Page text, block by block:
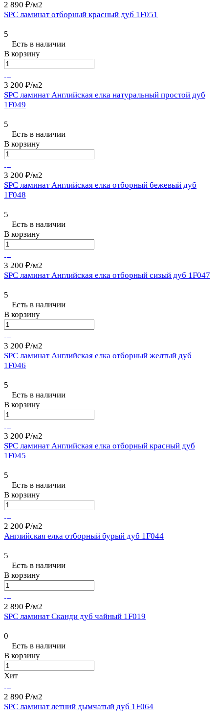
2 890 ₽/м2
SPC ламинат отборный красный дуб 1F051
5
Есть в наличии
В корзину
3 200 ₽/м2
SPC ламинат Английская елка натуральный простой дуб
1F049
5
Есть в наличии
В корзину
3 200 ₽/м2
SPC ламинат Английская елка отборный бежевый дуб
1F048
5
Есть в наличии
В корзину
3 200 ₽/м2
SPC ламинат Английская елка отборный сизый дуб 1F047
5
Есть в наличии
В корзину
3 200 ₽/м2
SPC ламинат Английская елка отборный желтый дуб
1F046
5
Есть в наличии
В корзину
3 200 ₽/м2
SPC ламинат Английская елка отборный красный дуб
1F045
5
Есть в наличии
В корзину
2 200 ₽/м2
Английская елка отборный бурый дуб 1F044
5
Есть в наличии
В корзину
2 890 ₽/м2
SPC ламинат Сканди дуб чайный 1F019
0
Есть в наличии
В корзину
Хит
2 890 ₽/м2
SPC ламинат летний дымчатый дуб 1F064